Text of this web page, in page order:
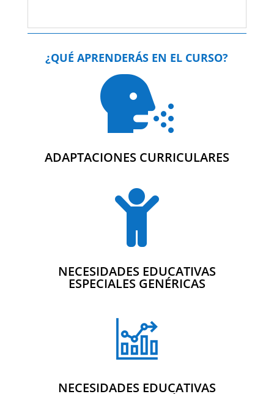
¿QUÉ APRENDERÁS EN EL CURSO?

ADAPTACIONES CURRICULARES

NECESIDADES EDUCATIVAS
ESPECIALES GENÉRICAS
NECESIDADES EDUCATIVAS